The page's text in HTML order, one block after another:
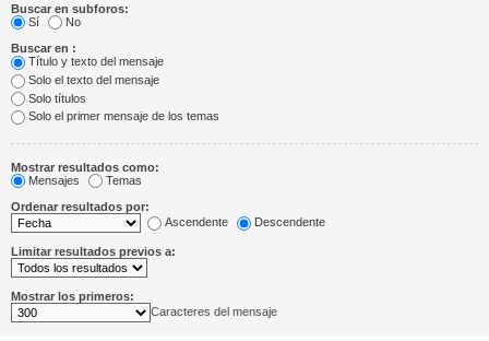
Buscar en subforos:
Sí
No
Buscar en :
Título y texto del mensaje
Solo el texto del mensaje
Solo títulos
Solo el primer mensaje de los temas
Mostrar resultados como:
Mensajes
Temas
Ordenar resultados por:
Ascendente
Descendente
Limitar resultados previos a:
Mostrar los primeros:
Caracteres del mensaje